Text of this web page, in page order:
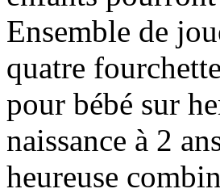
Ensemble de
quatre
pour bébé sur
naissance à 2
heureuse